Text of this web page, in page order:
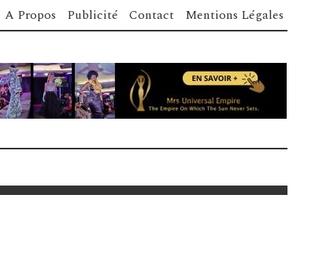
A Propos Publicité Contact Mentions Légales